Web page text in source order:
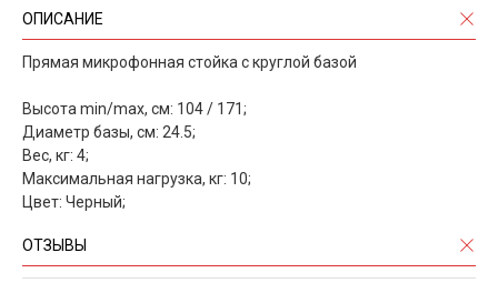
ОПИСАНИЕ
Прямая микрофонная стойка с круглой базой
Высота min/max, см: 104 / 171;
Диаметр базы, см: 24.5;
Вес, кг: 4;
Максимальная нагрузка, кг: 10;
Цвет: Черный;
ОТЗЫВЫ